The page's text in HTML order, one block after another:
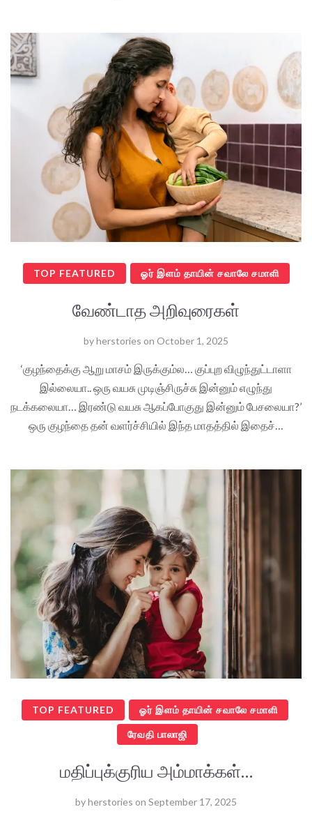
TOP FEATURED ஓர் இளம் தாயின் சவாலே சமாளி
வேண்டாத அறிவுரைகள்
byherstories on October 1, 2025
‘குழந்தைக்கு ஆறு மாசம் இருக்கும்ல… குப்புற விழுந்துட்டாளா
இல்லையா.. ஒரு வயசு முடிஞ்சிருச்சு இன்னும் எழுந்து
நடக்கலையா… இரண்டு வயசு ஆகப்போகுது இன்னும் பேசலையா?’
ஒரு குழந்தை தன் வளர்ச்சியில் இந்த மாதத்தில் இதைச்…
TOP FEATURED ஓர் இளம் தாயின் சவாலே சமாளி
ரேவதி பாலாஜி
மதிப்புக்குரிய அம்மாக்கள்…
byherstories on September 17, 2025